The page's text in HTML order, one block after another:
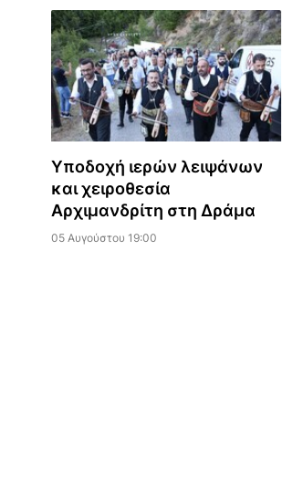
Υποδοχή ιερών λειψάνων
και χειροθεσία
Αρχιμανδρίτη στη Δράμα
05 Αυγούστου 19:00